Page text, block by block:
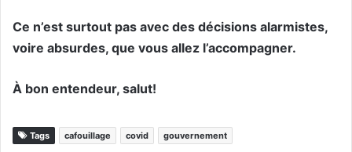
Ce n’est surtout pas avec des décisions alarmistes,
voire absurdes, que vous allez l’accompagner.
À bon entendeur, salut!
Tags cafouillage covid gouvernement